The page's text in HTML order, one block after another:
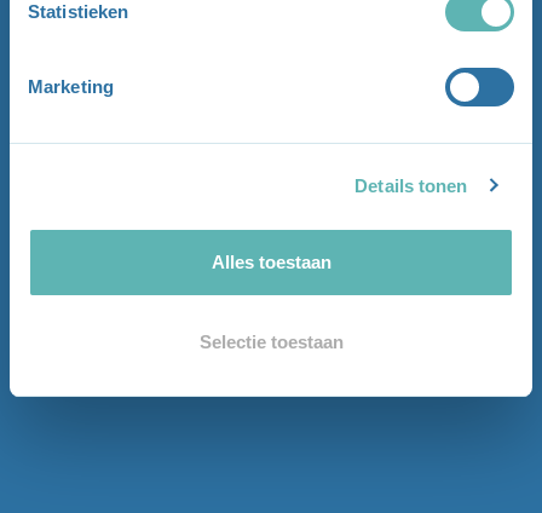
Statistieken
Marketing
Details tonen
Alles toestaan
Selectie toestaan